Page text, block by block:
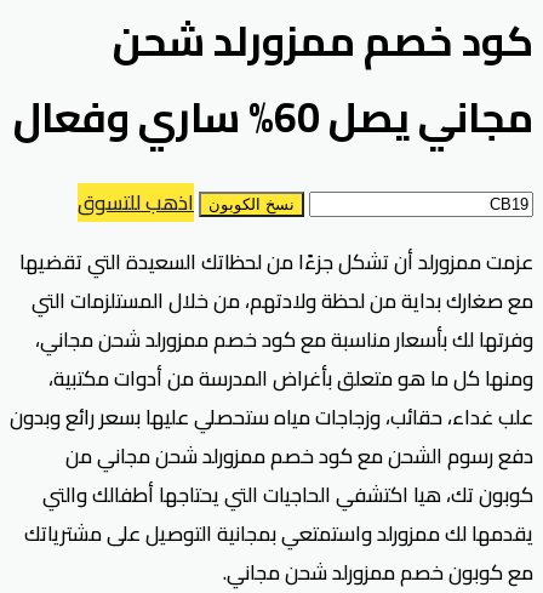
كود خصم ممزورلد شحن
مجاني يصل 60% ساري وفعال
نسخ الكوبون
اذهب للتسوق
عزمت ممزورلد أن تشكل جزءًا من لحظاتك السعيدة التي تقضيها
مع صغارك بداية من لحظة ولادتهم، من خلال المستلزمات التي
وفرتها لك بأسعار مناسبة مع كود خصم ممزورلد شحن مجاني،
ومنها كل ما هو متعلق بأغراض المدرسة من أدوات مكتبية،
علب غداء، حقائب، وزجاجات مياه ستحصلي عليها بسعر رائع وبدون
دفع رسوم الشحن مع كود خصم ممزورلد شحن مجاني من
كوبون تك، هيا اكتشفي الحاجيات التي يحتاجها أطفالك والتي
يقدمها لك ممزورلد واستمتعي بمجانية التوصيل على مشترياتك
مع كوبون خصم ممزورلد شحن مجاني.